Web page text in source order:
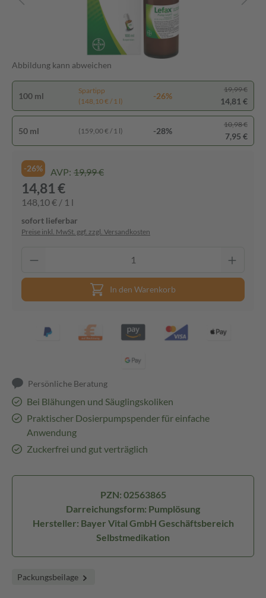
Abbildung kann abweichen
100 ml
Spartipp
(148,10 € / 1 l)
-26%
19,99 €
14,81 €
50 ml (159,00 € / 1 l) -28%
10,98 €
7,95 €
-26% AVP: 19,99 €
14,81 €
148,10 € / 1 l
sofort lieferbar
Preise inkl. MwSt. ggf. zzgl. Versandkosten
In den Warenkorb
Persönliche Beratung
Bei Blähungen und Säuglingskoliken
Praktischer Dosierpumpspender für einfache
Anwendung
Zuckerfrei und gut verträglich
PZN: 02563865
Darreichungsform: Pumplösung
Hersteller: Bayer Vital GmbH Geschäftsbereich
Selbstmedikation
Packungsbeilage